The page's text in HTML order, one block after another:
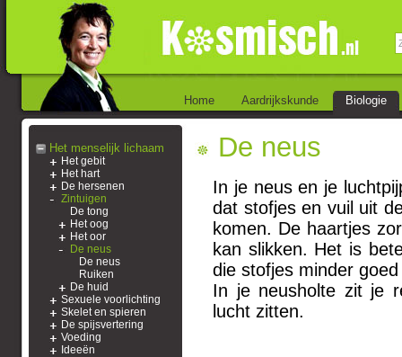
Home Aardrijkskunde Biologie
Het menselijk lichaam
Het gebit
Het hart
De hersenen
Zintuigen
De tong
Het oog
Het oor
De neus
De neus
Ruiken
De huid
Sexuele voorlichting
Skelet en spieren
De spijsvertering
Voeding
Ideeën
De neus
In je neus en je
dat stofjes en vuil uit
komen. De haartjes
kan slikken. Het is
die stofjes minder
In je neusholte zit je
lucht zitten.